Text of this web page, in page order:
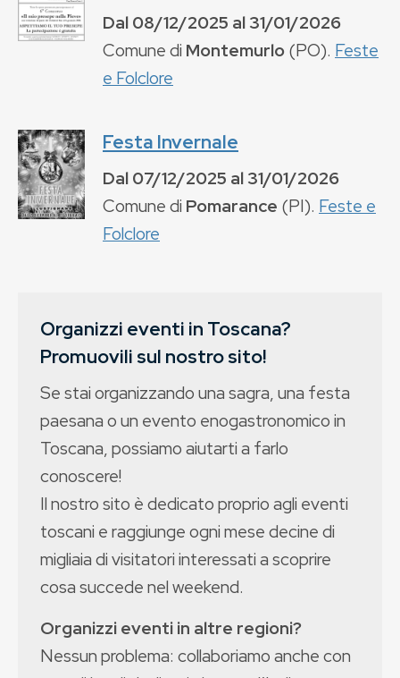
Dal08/12/2025 al31/01/2026
Comune di Montemurlo(PO). Feste
e Folclore
Festa Invernale
Dal07/12/2025 al31/01/2026
Comune di Pomarance (PI). Feste e
Folclore
Organizzi eventi in Toscana?
Promuovili sul nostro sito!
Se stai organizzando una sagra, una festa
paesana o un evento enogastronomico in
Toscana, possiamo aiutarti a farlo
conoscere!
Il nostro sito è dedicato proprio agli eventi
toscani e raggiunge ogni mese decine di
migliaia di visitatori interessati a scoprire
cosa succede nel weekend.
Organizzi eventi in altre regioni?
Nessun problema: collaboriamo anche con